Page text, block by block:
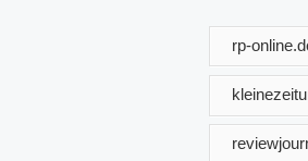
rp-